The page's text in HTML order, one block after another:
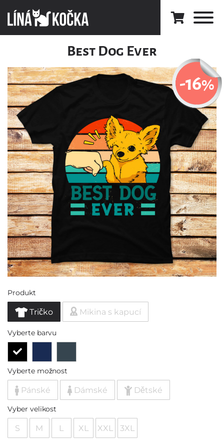
Best Dog Ever
-16%
Produkt
Tričko Mikina s kapucí
Vyberte barvu
Vyberte možnost
Pánské Dámské Dětské
Vyber velikost
S M L XL XXL 3XL